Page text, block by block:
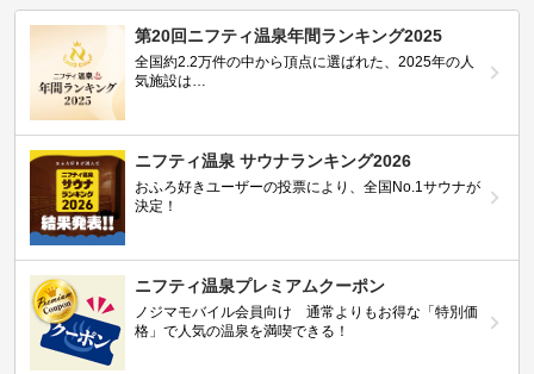
第20回ニフティ温泉年間ランキング2025
全国約2.2万件の中から頂点に選ばれた、2025年の人
気施設は…
ニフティ温泉 サウナランキング2026
おふろ好きユーザーの投票により、全国No.1サウナが
決定！
ニフティ温泉プレミアムクーポン
ノジマモバイル会員向け 通常よりもお得な「特別価
格」で人気の温泉を満喫できる！